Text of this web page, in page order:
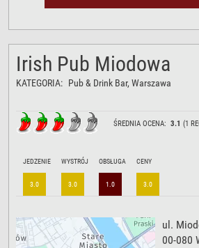
Irish Pub Miodowa
KATEGORIA: Pub & Drink Bar, Warszawa
ŚREDNIA OCENA:3.1 (1
JEDZENIE
3.0
WYSTRÓJ
3.0
OBSŁUGA
1.0
CENY
3.0
ul.
00-080